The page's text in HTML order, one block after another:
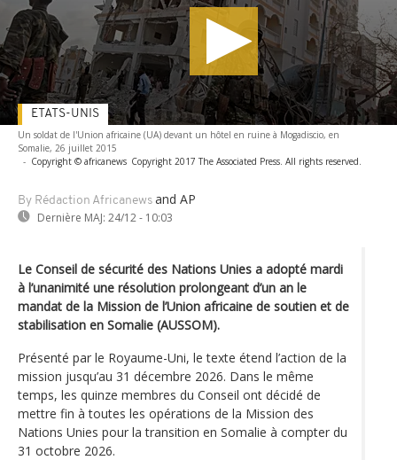
Un soldat de l'Union africaine (UA) devant un hôtel en ruine à Mogadiscio, en
Somalie, 26 juillet 2015
- Copyright © africanews Copyright 2017 The Associated Press. All rights reserved.
By Rédaction Africanews and AP
Dernière MAJ: 24/12 - 10:03
ETATS-UNIS
Le Conseil de sécurité des Nations Unies a adopté mardi
à l’unanimité une résolution prolongeant d’un an le
mandat de la Mission de l’Union africaine de soutien et de
stabilisation en Somalie (AUSSOM).
Présenté par le Royaume-Uni, le texte étend l’action de la
mission jusqu’au 31 décembre 2026. Dans le même
temps, les quinze membres du Conseil ont décidé de
mettre fin à toutes les opérations de la Mission des
Nations Unies pour la transition en Somalie à compter du
31 octobre 2026.